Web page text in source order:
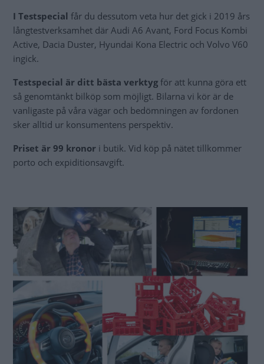
I Testspecial får du dessutom veta hur det gick i 2019 års
långtestverksamhet där Audi A6 Avant, Ford Focus Kombi
Active, Dacia Duster, Hyundai Kona Electric och Volvo V60
ingick.
Testspecial är ditt bästa verktyg för att kunna göra ett
så genomtänkt bilköp som möjligt. Bilarna vi kör är de
vanligaste på våra vägar och bedömningen av fordonen
sker alltid ur konsumentens perspektiv.
Priset är 99 kronor i butik. Vid köp på nätet tillkommer
porto och expiditionsavgift.